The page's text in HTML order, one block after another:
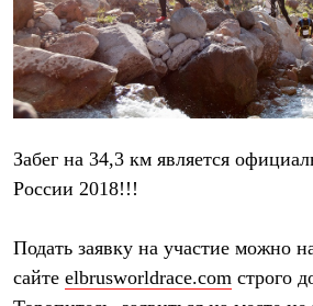
Шарфы
Панамы
Перчатки и рукавицы
Перчатки
Рукавицы
Носки
Брелки
Ремни
Шевроны
Уход за одеждой
В Арктику
Коллекции
Забег на 34,3 км является
России 2018!!!
Подать заявку на участие можно
сайте elbrusworldrace.com строго